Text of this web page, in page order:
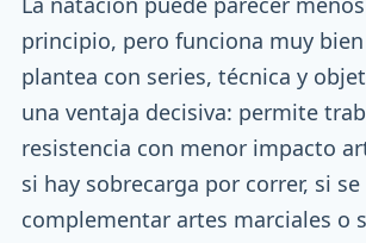
principio, pero funciona muy
plantea con series, técnica y
una ventaja decisiva: permite
resistencia con menor impacto
si hay sobrecarga por correr, si se
complementar artes marciales o